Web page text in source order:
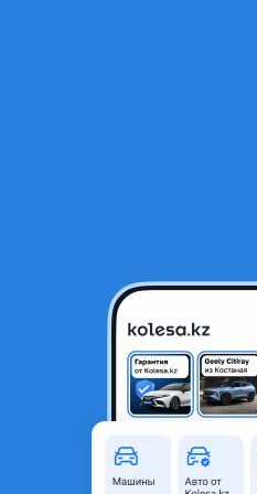
Гур насос гидроусилителя 6G72